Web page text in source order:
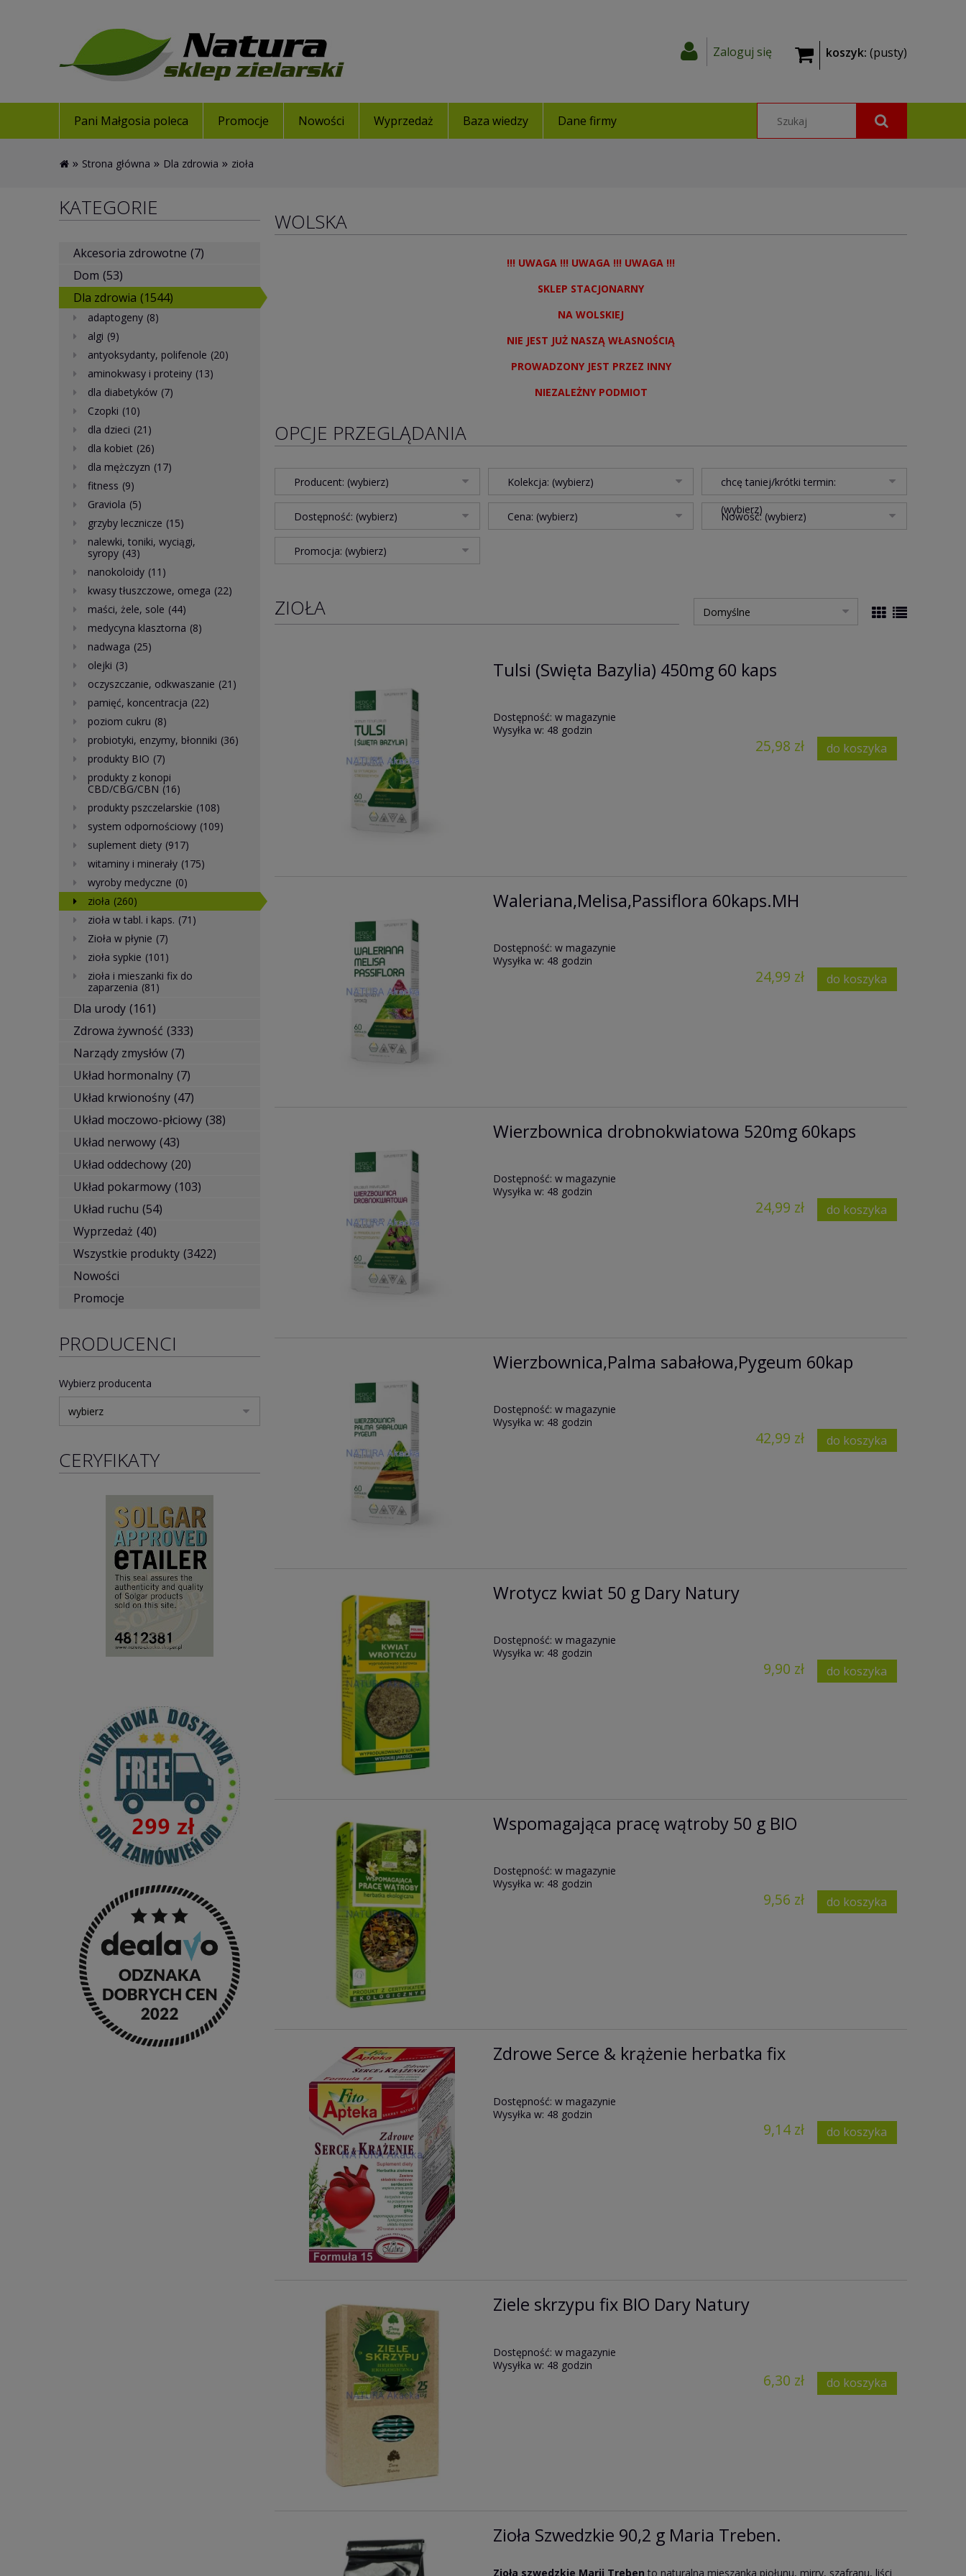
koszyk: (pusty)
Zaloguj się
Pani Małgosia poleca Promocje Nowości Wyprzedaż Baza wiedzy Dane firmy
» Strona główna » Dla zdrowia » zioła
KATEGORIE
Akcesoria zdrowotne (7)
Dom (53)
Dla zdrowia (1544)
adaptogeny (8)
algi (9)
antyoksydanty, polifenole (20)
aminokwasy i proteiny (13)
dla diabetyków (7)
Czopki (10)
dla dzieci (21)
dla kobiet (26)
dla mężczyzn (17)
fitness (9)
Graviola (5)
grzyby lecznicze (15)
nalewki, toniki, wyciągi,
syropy (43)
nanokoloidy (11)
kwasy tłuszczowe, omega (22)
maści, żele, sole (44)
medycyna klasztorna (8)
nadwaga (25)
olejki (3)
oczyszczanie, odkwaszanie (21)
pamięć, koncentracja (22)
poziom cukru (8)
probiotyki, enzymy, błonniki (36)
produkty BIO (7)
produkty z konopi
CBD/CBG/CBN (16)
produkty pszczelarskie (108)
system odpornościowy (109)
suplement diety (917)
witaminy i minerały (175)
wyroby medyczne (0)
zioła (260)
zioła w tabl. i kaps. (71)
Zioła w płynie (7)
zioła sypkie (101)
zioła i mieszanki fix do
zaparzenia (81)
Dla urody (161)
Zdrowa żywność (333)
Narządy zmysłów (7)
Układ hormonalny (7)
Układ krwionośny (47)
Układ moczowo-płciowy (38)
Układ nerwowy (43)
Układ oddechowy (20)
Układ pokarmowy (103)
Układ ruchu (54)
Wyprzedaż (40)
Wszystkie produkty (3422)
Nowości
Promocje
PRODUCENCI
Wybierz producenta
CERYFIKATY
WOLSKA
!!! UWAGA !!! UWAGA !!! UWAGA !!!
SKLEP STACJONARNY
NA WOLSKIEJ
NIE JEST JUŻ NASZĄ WŁASNOŚCIĄ
PROWADZONY JEST PRZEZ INNY
NIEZALEŻNY PODMIOT
OPCJE PRZEGLĄDANIA
Producent: (wybierz) Kolekcja: (wybierz)
chcę taniej/krótki termin:
(wybierz)
Dostępność: (wybierz) Cena: (wybierz) Nowość: (wybierz)
Promocja: (wybierz)
ZIOŁA
Tulsi (Swięta Bazylia) 450mg 60 kaps
Dostępność: w magazynie
Wysyłka w: 48 godzin
25,98 zł do koszyka
Waleriana,Melisa,Passiflora 60kaps.MH
Dostępność: w magazynie
Wysyłka w: 48 godzin
24,99 zł do koszyka
Wierzbownica drobnokwiatowa 520mg 60kaps
Dostępność: w magazynie
Wysyłka w: 48 godzin
24,99 zł do koszyka
Wierzbownica,Palma sabałowa,Pygeum 60kap
Dostępność: w magazynie
Wysyłka w: 48 godzin
42,99 zł do koszyka
Wrotycz kwiat 50 g Dary Natury
Dostępność: w magazynie
Wysyłka w: 48 godzin
9,90 zł do koszyka
Wspomagająca pracę wątroby 50 g BIO
Dostępność: w magazynie
Wysyłka w: 48 godzin
9,56 zł do koszyka
Zdrowe Serce & krążenie herbatka fix
Dostępność: w magazynie
Wysyłka w: 48 godzin
9,14 zł do koszyka
Ziele skrzypu fix BIO Dary Natury
Dostępność: w magazynie
Wysyłka w: 48 godzin
6,30 zł do koszyka
Zioła Szwedzkie 90,2 g Maria Treben.
Zioła szwedzkie Marii Treben to naturalna mieszanka piołunu, mirry, szafranu, liści